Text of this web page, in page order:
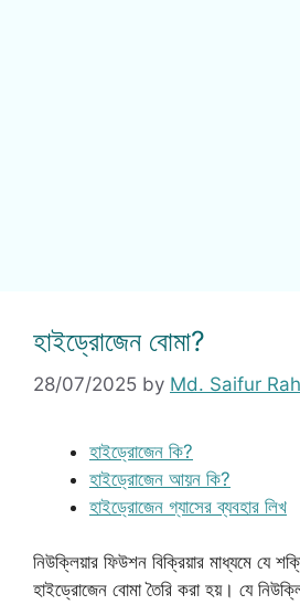
হাইড্রোজেন বোমা?
28/07/2025 by Md. Saifur
হাইড্রোজেন কি?
হাইড্রোজেন আয়ন কি?
হাইড্রোজেন গ্যাসের ব্যবহার লিখ
নিউক্লিয়ার ফিউশন বিক্রিয়ার মাধ্যমে যে
হাইড্রোজেন বোমা তৈরি করা হয়। যে